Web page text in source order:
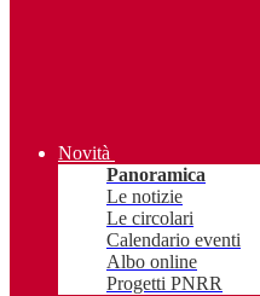
Novità
Panoramica
Le notizie
Le circolari
Calendario eventi
Albo online
Progetti PNRR